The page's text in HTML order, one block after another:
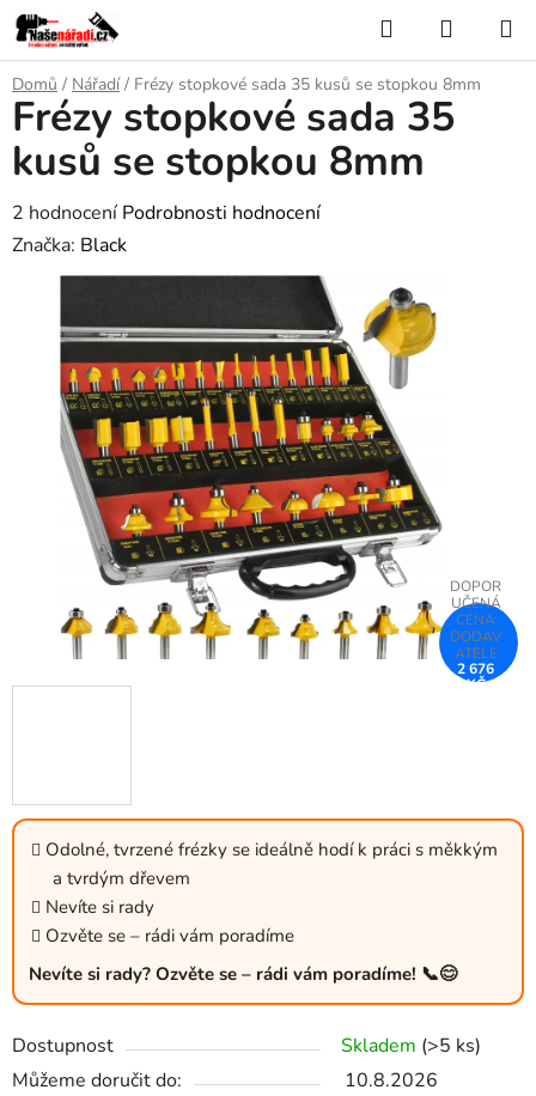
Přejít
na
obsah
Hledat
KOŠÍK
Domů / Nářadí / Frézy stopkové sada 35 kusů se stopkou 8mm
Odolné, tvrzené frézky se ideálně hodí k práci s měkkým
a tvrdým dřevem
Nevíte si rady
Ozvěte se – rádi vám poradíme
Nevíte si rady? Ozvěte se – rádi vám poradíme! 📞😊
Dostupnost Skladem (>5 ks)
Můžeme doručit do:
10.8.2026
Frézy stopkové sada 35
kusů se stopkou 8mm
Průměrné
hodnocení
produktu
hvězdiček.
2 hodnocení Podrobnosti hodnocení
Značka: Black
2 676
KČ